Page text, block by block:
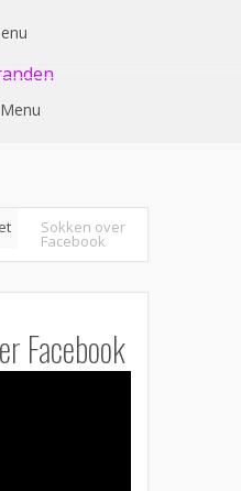
Sokken over
Facebook
Facebook